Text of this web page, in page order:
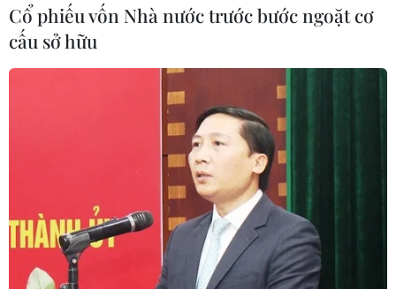
TIN CÙNG CHUYÊN MỤC
Cổ phiếu vốn Nhà nước trước bước
ngoặt cơ cấu sở hữu
10/08/2026 10:28
Cổ phiếu vốn Nhà nước trước bước ngoặt cơ
cấu sở hữu